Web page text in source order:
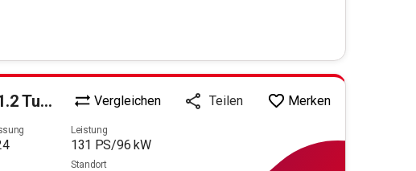
6e) Vergleichen Teilen Merken
Leistung
131 PS/96 kW
Standort